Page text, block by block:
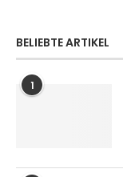
BELIEBTE ARTIKEL
1